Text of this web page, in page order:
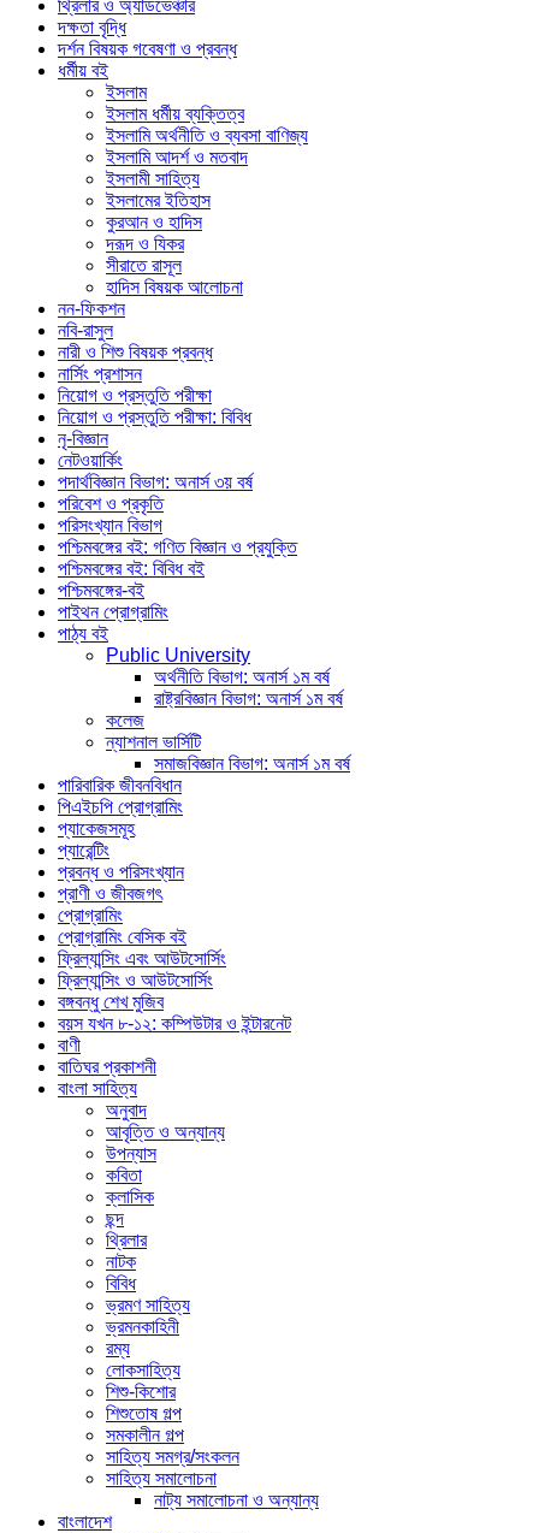
থ্রিলার ও অ্যাডভেঞ্চার
দক্ষতা বৃদ্ধি
দর্শন বিষয়ক গবেষণা ও প্রবন্ধ
ধর্মীয় বই
ইসলাম
ইসলাম ধর্মীয় ব্যক্তিত্ব
ইসলামি অর্থনীতি ও ব্যবসা বাণিজ্য
ইসলামি আদর্শ ও মতবাদ
ইসলামী সাহিত্য
ইসলামের ইতিহাস
কুরআন ও হাদিস
দরূদ ও যিকর
সীরাতে রাসূল
হাদিস বিষয়ক আলোচনা
নন-ফিকশন
নবি-রাসুল
নারী ও শিশু বিষয়ক প্রবন্ধ
নার্সিং প্রশাসন
নিয়োগ ও প্রস্তুতি পরীক্ষা
নিয়োগ ও প্রস্তুতি পরীক্ষা: বিবিধ
নৃ-বিজ্ঞান
নেটওয়ার্কিং
পদার্থবিজ্ঞান বিভাগ: অনার্স ৩য় বর্ষ
পরিবেশ ও প্রকৃতি
পরিসংখ্যান বিভাগ
পশ্চিমবঙ্গের বই: গণিত বিজ্ঞান ও প্রযুক্তি
পশ্চিমবঙ্গের বই: বিবিধ বই
পশ্চিমবঙ্গের-বই
পাইথন প্রোগ্রামিং
পাঠ্য বই
Public University
অর্থনীতি বিভাগ: অনার্স ১ম বর্ষ
রাষ্ট্রবিজ্ঞান বিভাগ: অনার্স ১ম বর্ষ
কলেজ
ন্যাশনাল ভার্সিটি
সমাজবিজ্ঞান বিভাগ: অনার্স ১ম বর্ষ
পারিবারিক জীবনবিধান
পিএইচপি প্রোগ্রামিং
প্যাকেজসমূহ
প্যারেন্টিং
প্রবন্ধ ও পরিসংখ্যান
প্রাণী ও জীবজগৎ
প্রোগ্রামিং
প্রোগ্রামিং বেসিক বই
ফ্রিল্যান্সিং এবং আউটসোর্সিং
ফ্রিল্যান্সিং ও আউটসোর্সিং
বঙ্গবন্ধু শেখ মুজিব
বয়স যখন ৮-১২: কম্পিউটার ও ইন্টারনেট
বাণী
বাতিঘর প্রকাশনী
বাংলা সাহিত্য
অনুবাদ
আবৃত্তি ও অন্যান্য
উপন্যাস
কবিতা
ক্লাসিক
ছন্দ
থ্রিলার
নাটক
বিবিধ
ভ্রমণ সাহিত্য
ভ্রমনকাহিনী
রম্য
লোকসাহিত্য
শিশু-কিশোর
শিশুতোষ গল্প
সমকালীন গল্প
সাহিত্য সমগ্র/সংকলন
সাহিত্য সমালোচনা
নাট্য সমালোচনা ও অন্যান্য
বাংলাদেশ